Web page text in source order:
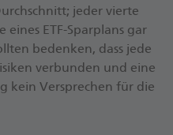
jeder vier­te
ETF-​Sparplans gar
be­den­ken, dass jede
ver­bun­den und eine
kein Ver­spre­chen für die